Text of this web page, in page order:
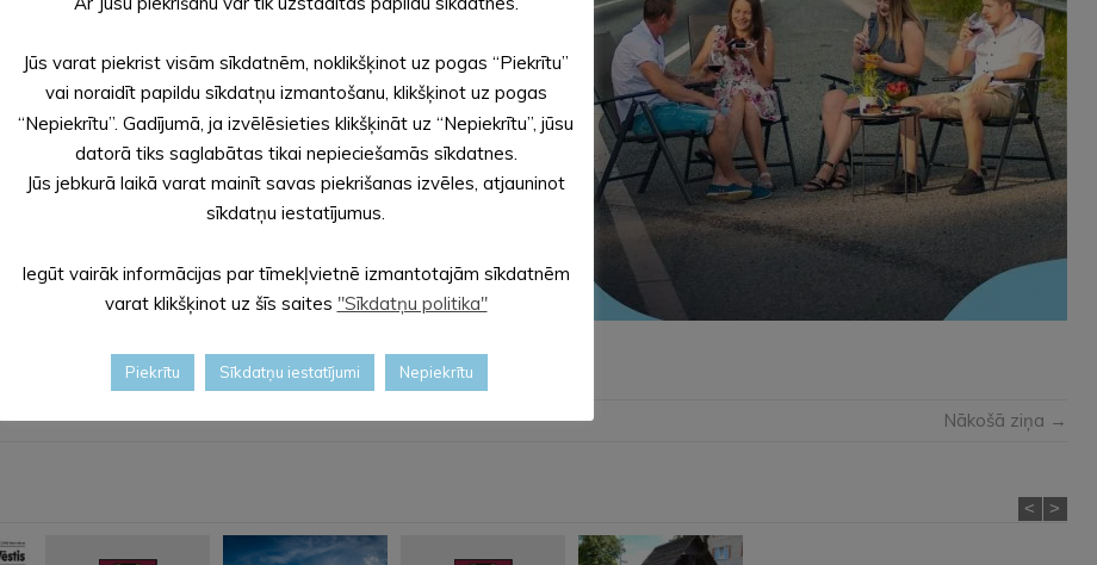
pasākums, ko organizē Latvijas Investīciju un
“Lauku ceļotājs” sadarbībā ar galamērķa koordinatoru –
Nākošā ziņa →
< >
Jūs varat piekrist visām sīkdatnēm, noklikšķinot uz pogas “Piekrītu”
vai noraidīt papildu sīkdatņu izmantošanu, klikšķinot uz pogas
“Nepiekrītu”. Gadījumā, ja izvēlēsieties klikšķināt uz “Nepiekrītu”, jūsu
datorā tiks saglabātas tikai nepieciešamās sīkdatnes.
Jūs jebkurā laikā varat mainīt savas piekrišanas izvēles, atjauninot
sīkdatņu iestatījumus.
Iegūt vairāk informācijas par tīmekļvietnē izmantotajām sīkdatnēm
varat klikšķinot uz šīs saites "Sīkdatņu politika"
Piekrītu Sīkdatņu iestatījumi Nepiekrītu